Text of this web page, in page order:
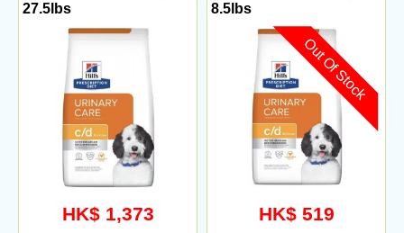
27.5lbs
HK$ 1,373
8.5lbs
Out Of Stock
HK$ 519